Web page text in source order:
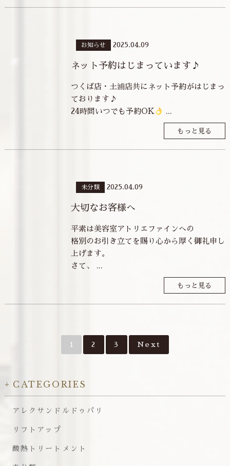
お知らせ 2025.04.09
ネット予約はじまっています♪
つくば店・土浦店共にネット予約がはじまっ
ております♪
24時間いつでも予約OK
...
もっと見る
未分類 2025.04.09
大切なお客様へ
平素は美容室アトリエファインへの
格別のお引き立てを賜り心から厚く御礼申し
上げます。
さて、 ...
もっと見る
1 2 3 Next
CATEGORIES
アレクサンドルドゥパリ
リフトアップ
酸熱トリートメント